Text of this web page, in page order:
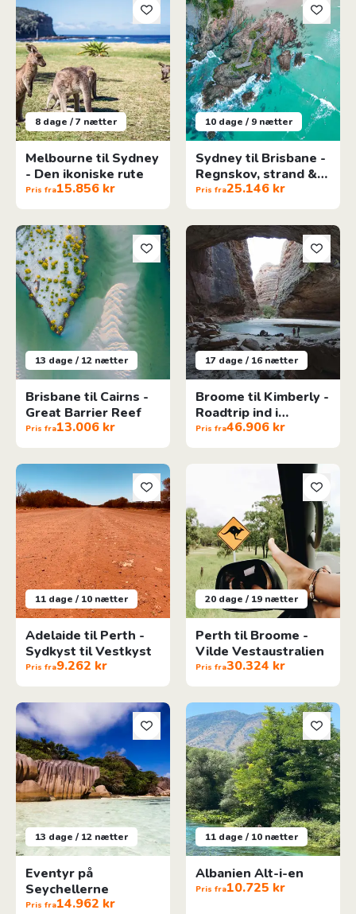
8 dage / 7 nætter
Melbourne til Sydney
- Den ikoniske rute
Pris fra15.856 kr
10 dage / 9 nætter
Sydney til Brisbane -
Regnskov, strand &
dyreliv
Pris fra25.146 kr
13 dage / 12 nætter
Brisbane til Cairns -
Great Barrier Reef
Pris fra13.006 kr
Brisbane til Cairns - Great Barrier Reef
17 dage / 16 nætter
Broome til Kimberly -
Roadtrip ind i
Vildmarken
Pris fra46.906 kr
Broome til Kimberly - Roadtrip
11 dage / 10 nætter
Adelaide til Perth -
Sydkyst til Vestkyst
Pris fra9.262 kr
Adelaide til Perth - Sydkyst til Vestkyst
20 dage / 19 nætter
Perth til Broome -
Vilde Vestaustralien
Pris fra30.324 kr
Perth til Broome - Vilde
13 dage / 12 nætter
Eventyr på
Seychellerne
Pris fra14.962 kr
Eventyr på Seychellerne
11 dage / 10 nætter
Albanien Alt-i-en
Pris fra10.725 kr
Albanien Alt-i-en